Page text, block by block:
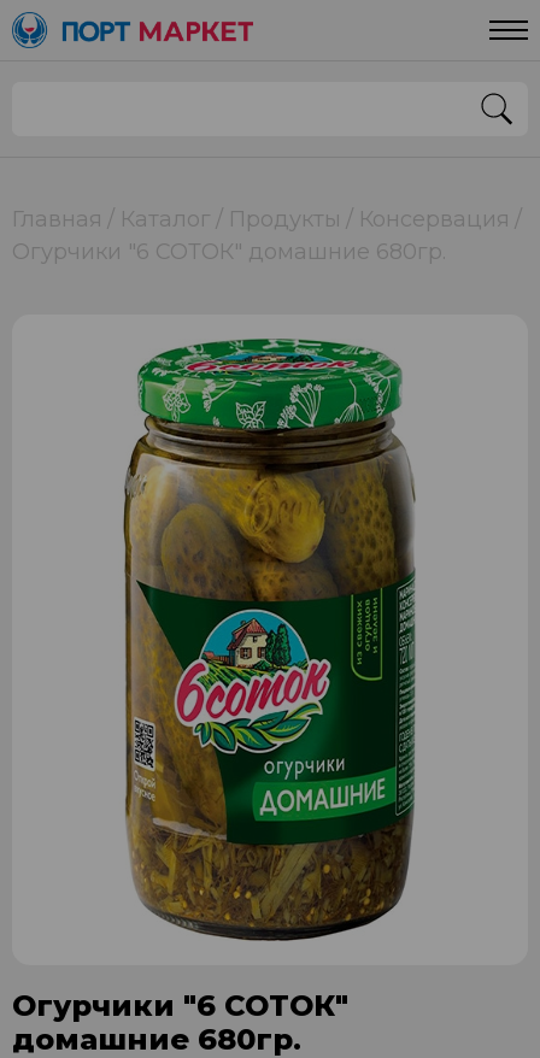
Главная Каталог Продукты
Консервация
Огурчики "6 СОТОК" домашние 680гр.
Огурчики "6 СОТОК"
домашние 680гр.